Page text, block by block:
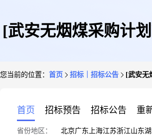
[武安无烟煤采购计
您当前的位置： 首页 招标｜招标公告 [武安无
首页 招标预告 招标公告 重
省份地区： 北京广东 上海江苏浙江山东